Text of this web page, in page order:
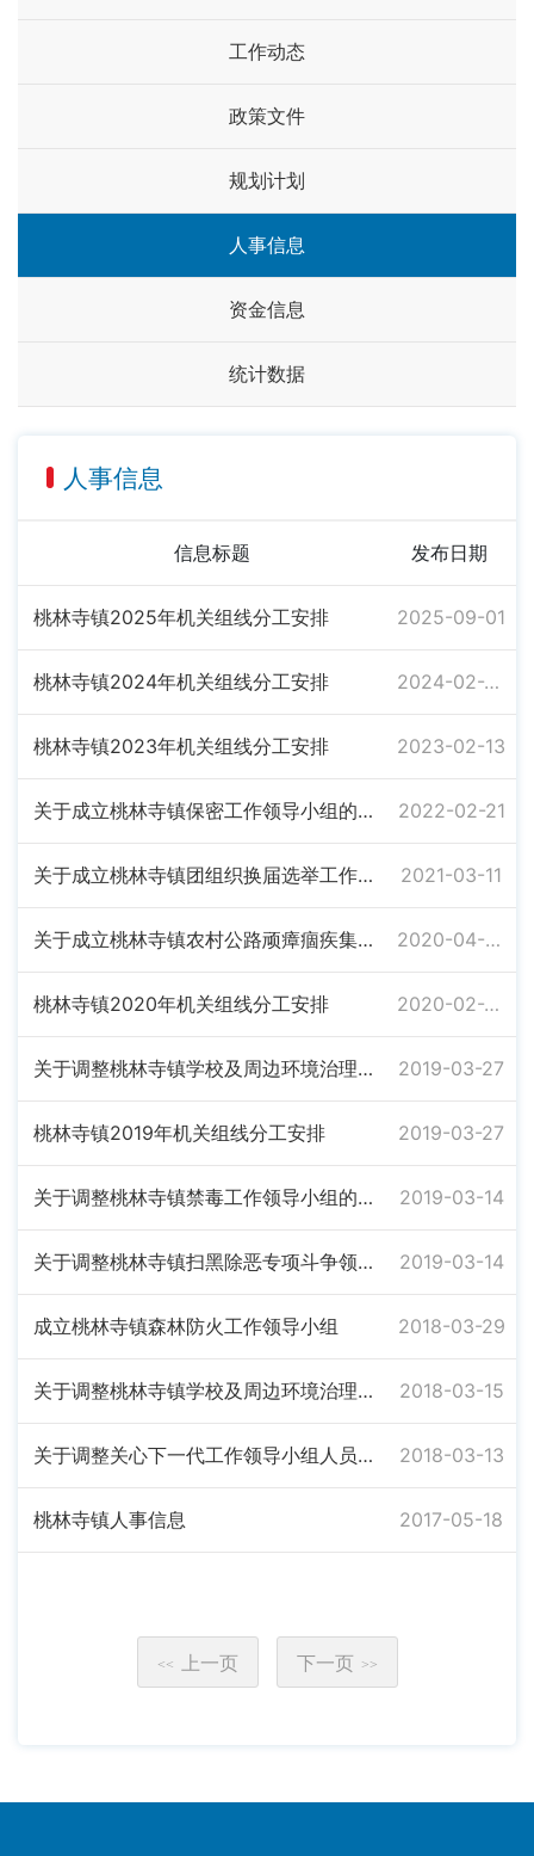
工作动态
政策文件
规划计划
人事信息
资金信息
统计数据
人事信息
信息标题 发布日期
桃林寺镇2025年机关组线分工安排 2025-09-01
桃林寺镇2024年机关组线分工安排 2024-02-29
桃林寺镇2023年机关组线分工安排 2023-02-13
关于成立桃林寺镇保密工作领导小组的通知 2022-02-21
关于成立桃林寺镇团组织换届选举工作领导小组的通知 2021-03-11
关于成立桃林寺镇农村公路顽瘴痼疾集中整治行动领导小组的通知 2020-04-06
桃林寺镇2020年机关组线分工安排 2020-02-27
关于调整桃林寺镇学校及周边环境治理工作领导小组的通知 2019-03-27
桃林寺镇2019年机关组线分工安排 2019-03-27
关于调整桃林寺镇禁毒工作领导小组的通知 2019-03-14
关于调整桃林寺镇扫黑除恶专项斗争领导小组的通知 2019-03-14
成立桃林寺镇森林防火工作领导小组 2018-03-29
关于调整桃林寺镇学校及周边环境治理工作领导小组的通知 2018-03-15
关于调整关心下一代工作领导小组人员的通知 2018-03-13
桃林寺镇人事信息 2017-05-18
<< 上一页 下一页 >>